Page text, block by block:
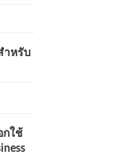
ำหรับ
กใช้